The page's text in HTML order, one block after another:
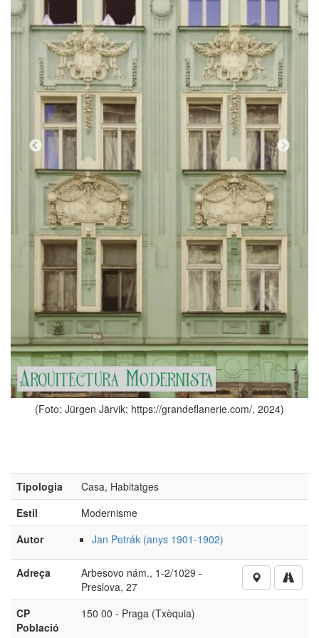
, 2024)
(Foto: Jürgen Järvik; https://
Tipologia
Casa, Habitatges
Adreça
Arbesovo nám., 1-2/1029 -
Preslova, 27
CP
Població
150 00 - Praga (Txèquia)
Si voleu aportar més imatges o informació d’aquest obra,
cliqueu aquí